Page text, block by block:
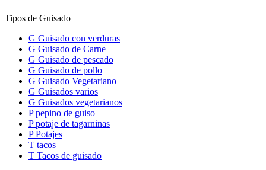
Tipos de Guisado
G Guisado con verduras
G Guisado de Carne
G Guisado de pescado
G Guisado de pollo
G Guisado Vegetariano
G Guisados varios
G Guisados vegetarianos
P pepino de guiso
P potaje de tagarninas
P Potajes
T tacos
T Tacos de guisado